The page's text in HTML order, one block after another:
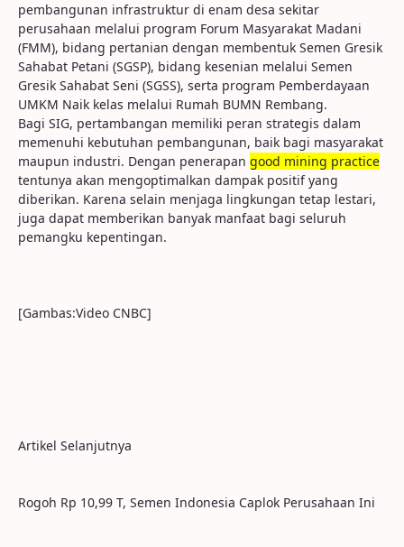
pembangunan infrastruktur di enam desa sekitar
perusahaan melalui program Forum Masyarakat Madani
(FMM), bidang pertanian dengan membentuk Semen Gresik
Sahabat Petani (SGSP), bidang kesenian melalui Semen
Gresik Sahabat Seni (SGSS), serta program Pemberdayaan
UMKM Naik kelas melalui Rumah BUMN Rembang.
Bagi SIG, pertambangan memiliki peran strategis dalam
memenuhi kebutuhan pembangunan, baik bagi masyarakat
maupun industri. Dengan penerapan good mining practice
tentunya akan mengoptimalkan dampak positif yang
diberikan. Karena selain menjaga lingkungan tetap lestari,
juga dapat memberikan banyak manfaat bagi seluruh
pemangku kepentingan.
[Gambas:Video CNBC]
Artikel Selanjutnya
Rogoh Rp 10,99 T, Semen Indonesia Caplok Perusahaan Ini